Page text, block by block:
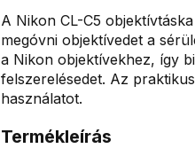
A Nikon CL-C5
megóvni objektívedet a
a Nikon objektívekhez, így
felszerelésedet. Az
használatot.
Termékleírás